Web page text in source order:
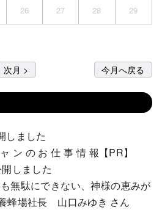
26 27 28 29
次月 > 今月へ戻る
しました
ン の お 仕 事 情 報【PR】
しました
無駄にできない、神様の恵みが
蜂場社長 山口みゆき さん